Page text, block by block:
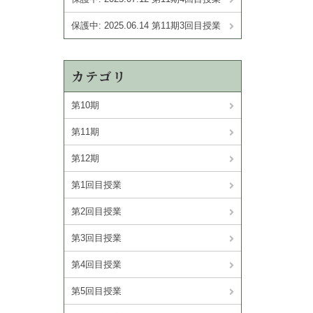
保護中: 2025.06.14 第11期3回目授業
カテゴリ
第10期
第11期
第12期
第1回目授業
第2回目授業
第3回目授業
第4回目授業
第5回目授業